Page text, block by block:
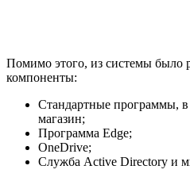
Помимо этого, из системы было
компоненты:
Стандартные программы,
магазин;
Программа Edge;
OneDrive;
Служба Active Directory и